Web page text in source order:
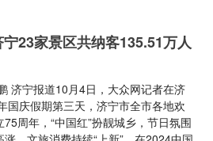
23家景区共纳客135.51万人
济宁报道10月4日，大众网记者在济
国庆假期第三天，济宁市全市各地欢
周年，“中国红”扮靓城乡，节日氛围